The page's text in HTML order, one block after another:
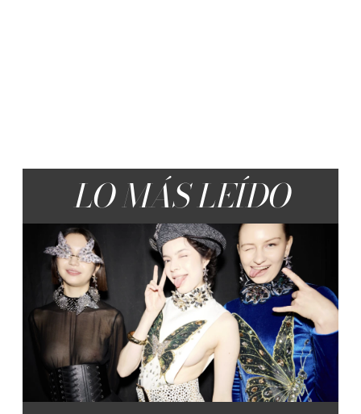
LO MÁS LEÍDO